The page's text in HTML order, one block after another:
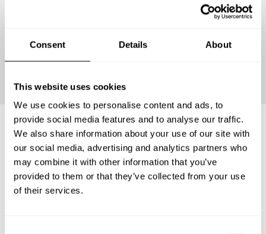
Consent Details About
This website uses cookies
We use cookies to personalise content and ads, to
provide social media features and to analyse our traffic.
We also share information about your use of our site with
our social media, advertising and analytics partners who
may combine it with other information that you’ve
provided to them or that they’ve collected from your use
of their services.
Preguntas frecuentes
Estas son las preguntas más frecuentes sobre Chef a
Domicilio en Departamento de Santander.